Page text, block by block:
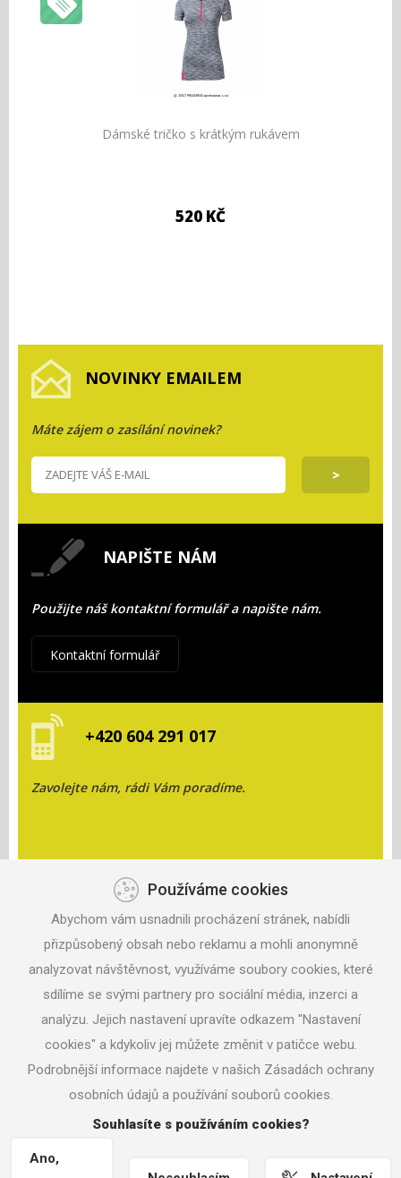
Dámské tričko s krátkým rukávem
520 KČ
NOVINKY EMAILEM
Máte zájem o zasílání novinek?
NAPIŠTE NÁM
Použijte náš kontaktní formulář a napište nám.
Kontaktní formulář
+420 604 291 017
Zavolejte nám, rádi Vám poradíme.
KONTAKT
ANISPORT, S.R.O.
687 06 VELEHRAD
TEL: +420 604 291 017
MAIL:ANISPORT@SEZNAM.CZ
© 2016 ANISPORT.CZ
TVORBA WWW STRÁNEK
Používáme cookies
Abychom vám usnadnili procházení stránek, nabídli
přizpůsobený obsah nebo reklamu a mohli anonymně
analyzovat návštěvnost, využíváme soubory cookies, které
sdílíme se svými partnery pro sociální média, inzerci a
analýzu. Jejich nastavení upravíte odkazem "Nastavení
cookies" a kdykoliv jej můžete změnit v patičce webu.
Podrobnější informace najdete v našich Zásadách ochrany
osobních údajů a používání souborů cookies.
Souhlasíte s používáním cookies?
Ano,